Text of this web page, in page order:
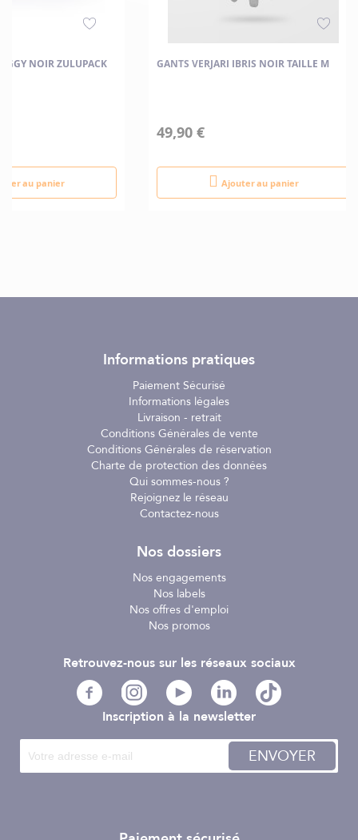
NOIR ZULUPACK
au panier
GANTS VERJARI IBRIS NOIR TAILLE M
49,90 €
Ajouter au panier
Informations pratiques
Paiement Sécurisé
Informations légales
Livraison - retrait
Conditions Générales de vente
Conditions Générales de réservation
Charte de protection des données
Qui sommes-nous ?
Rejoignez le réseau
Contactez-nous
Nos dossiers
Nos engagements
Nos labels
Nos offres d'emploi
Nos promos
Inscription à la newsletter
ENVOYER
Retrouvez-nous sur les réseaux sociaux